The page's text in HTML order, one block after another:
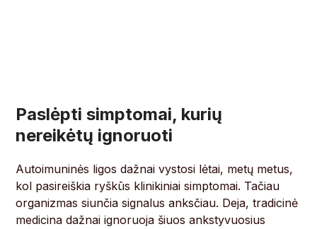
Paslėpti simptomai, kurių
nereikėtų ignoruoti
Autoimuninės ligos dažnai vystosi lėtai, metų metus,
kol pasireiškia ryškūs klinikiniai simptomai. Tačiau
organizmas siunčia signalus anksčiau. Deja, tradicinė
medicina dažnai ignoruoja šiuos ankstyvuosius